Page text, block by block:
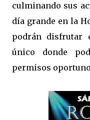
culminando sus
día grande en la
podrán disfrutar
único donde
permisos